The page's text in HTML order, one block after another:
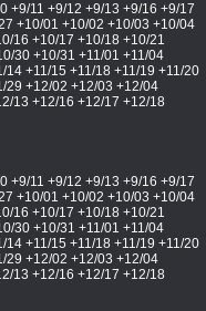
+9/11 +9/12 +9/13 +9/16 +9/17
+10/01 +10/02 +10/03 +10/04
16 +10/17 +10/18 +10/21
30 +10/31 +11/01 +11/04
14 +11/15 +11/18 +11/19 +11/20
29 +12/02 +12/03 +12/04
13 +12/16 +12/17 +12/18
+9/11 +9/12 +9/13 +9/16 +9/17
+10/01 +10/02 +10/03 +10/04
16 +10/17 +10/18 +10/21
30 +10/31 +11/01 +11/04
14 +11/15 +11/18 +11/19 +11/20
29 +12/02 +12/03 +12/04
13 +12/16 +12/17 +12/18